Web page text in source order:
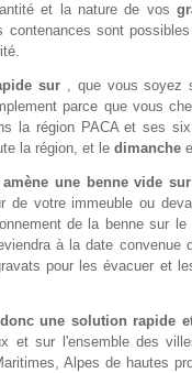
et la nature de vos
contenances sont
sur , que vous soyez
parce que vous
la région PACA et ses
la région, et le dimanche
une benne vide
de votre immeuble ou
de la benne sur
à la date convenue
pour les évacuer et
une solution rapide
et sur l'ensemble des
Alpes de hautes